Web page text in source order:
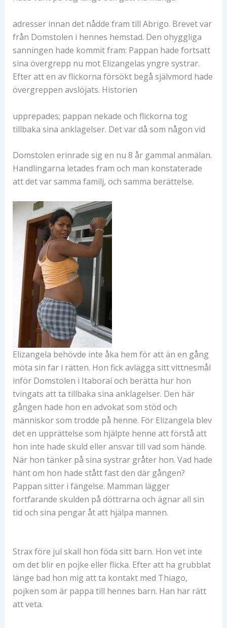
adresser innan det nådde fram till Abrigo. Brevet var
från Domstolen i hennes hemstad. Den ohyggliga
sanningen hade kommit fram: Pappan hade fortsatt
sina övergrepp nu mot Elizangelas yngre systrar.
Efter att en av flickorna försökt begå självmord hade
övergreppen avslöjats. Historien
upprepades; pappan nekade och flickorna tog
tillbaka sina anklagelser. Det var då som någon vid
Domstolen erinrade sig en nu 8 år gammal anmälan.
Handlingarna letades fram och man konstaterade
att det var samma familj, och samma berättelse.
Elizangela behövde inte åka hem för att än en gång
möta sin far i rätten. Hon fick avlägga sitt vittnesmål
inför Domstolen i Itaboraí och berätta hur hon
tvingats att ta tillbaka sina anklagelser. Den här
gången hade hon en advokat som stöd och
människor som trodde på henne. För Elizangela blev
det en upprättelse som hjälpte henne att förstå att
hon inte hade skuld eller ansvar till vad som hände.
När hon tänker på sina systrar gråter hon. Vad hade
hänt om hon hade stått fast den där gången?
Pappan sitter i fängelse. Mamman lägger
fortfarande skulden på döttrarna och ägnar all sin
tid och sina pengar åt att hjälpa mannen.
Strax före jul skall hon föda sitt barn. Hon vet inte
om det blir en pojke eller flicka. Efter att ha grubblat
länge bad hon mig att ta kontakt med Thiago,
pojken som är pappa till hennes barn. Han har rätt
att veta.